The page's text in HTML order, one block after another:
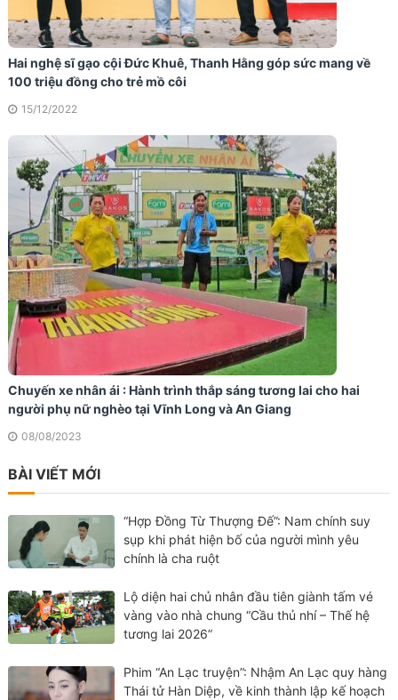
Hai nghệ sĩ gạo cội Đức Khuê, Thanh Hằng góp sức mang về
100 triệu đồng cho trẻ mồ côi
15/12/2022
Chuyến xe nhân ái : Hành trình thắp sáng tương lai cho hai
người phụ nữ nghèo tại Vĩnh Long và An Giang
08/08/2023
BÀI VIẾT MỚI
“Hợp Đồng Từ Thượng Đế”: Nam chính suy
sụp khi phát hiện bố của người mình yêu
chính là cha ruột
Lộ diện hai chủ nhân đầu tiên giành tấm vé
vàng vào nhà chung “Cầu thủ nhí – Thế hệ
tương lai 2026”
Phim “An Lạc truyện”: Nhậm An Lạc quy hàng
Thái tử Hàn Diệp, về kinh thành lập kế hoạch